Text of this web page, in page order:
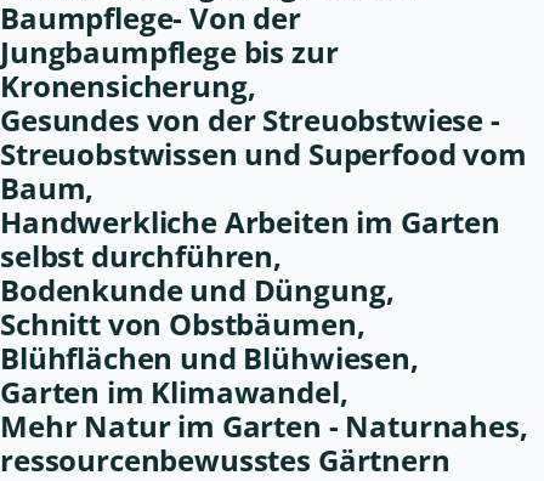
Baumpflege- Von der
Jungbaumpflege bis zur
Kronensicherung,
Gesundes von der Streuobstwiese -
Streuobstwissen und Superfood vom
Baum,
Handwerkliche Arbeiten im Garten
selbst durchführen,
Bodenkunde und Düngung,
Schnitt von Obstbäumen,
Blühflächen und Blühwiesen,
Garten im Klimawandel,
Mehr Natur im Garten - Naturnahes,
ressourcenbewusstes Gärtnern